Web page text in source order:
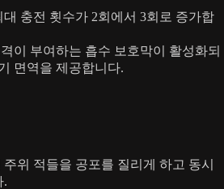
충전 횟수가 2회에서 3회로 증가합
이 부여하는 흡수 보호막이 활성화되
면역을 제공합니다.
위 적들을 공포를 질리게 하고 동시
.